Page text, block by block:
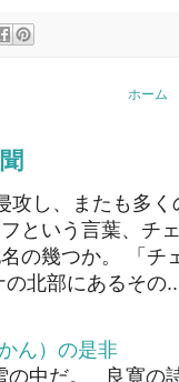
ホーム
攻し、またも多
という言葉、チ
の幾つか。 「チ
の北部にあるその
ん）の是非
の中だ。 良寛の